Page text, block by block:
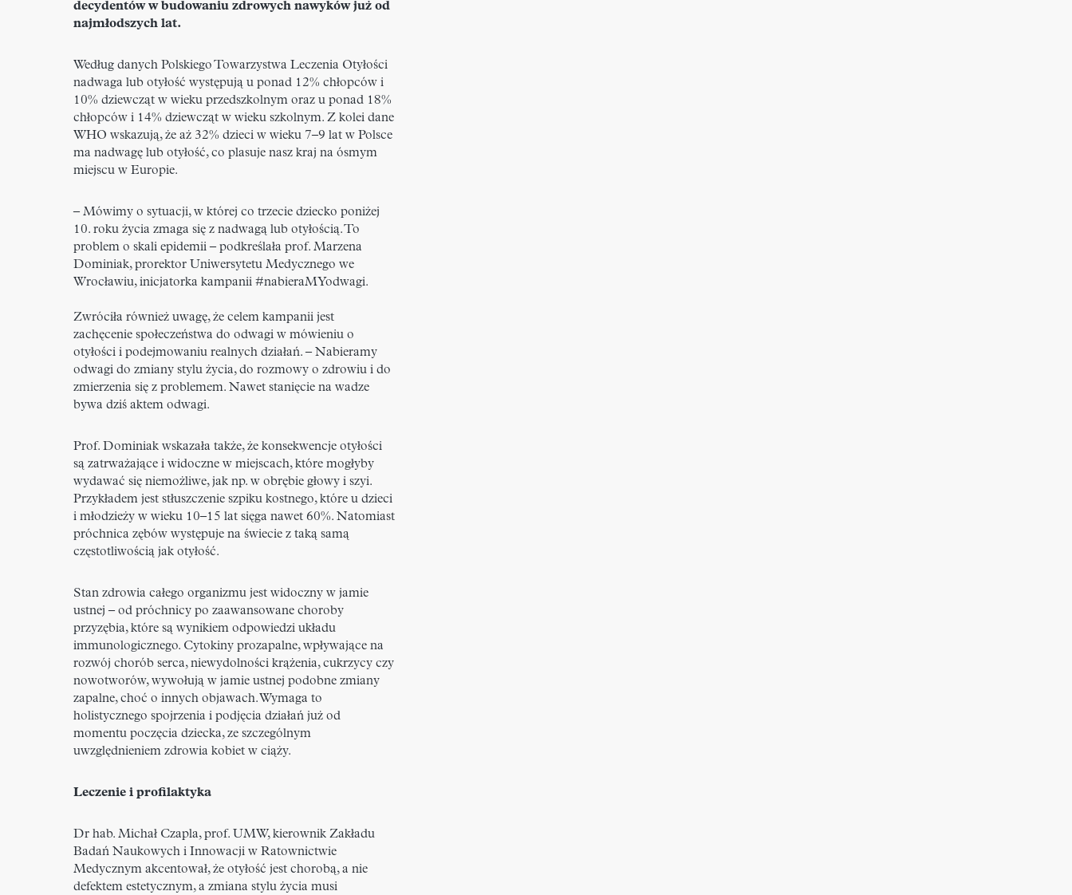
decydentów w budowaniu zdrowych nawyków już od
najmłodszych lat.
Według danych Polskiego Towarzystwa Leczenia Otyłości
nadwaga lub otyłość występują u ponad 12% chłopców i
10% dziewcząt w wieku przedszkolnym oraz u ponad 18%
chłopców i 14% dziewcząt w wieku szkolnym. Z kolei dane
WHO wskazują, że aż 32% dzieci w wieku 7–9 lat w Polsce
ma nadwagę lub otyłość, co plasuje nasz kraj na ósmym
miejscu w Europie.
– Mówimy o sytuacji, w której co trzecie dziecko poniżej
10. roku życia zmaga się z nadwagą lub otyłością. To
problem o skali epidemii – podkreślała prof. Marzena
Dominiak, prorektor Uniwersytetu Medycznego we
Wrocławiu, inicjatorka kampanii #nabieraMYodwagi.
Zwróciła również uwagę, że celem kampanii jest
zachęcenie społeczeństwa do odwagi w mówieniu o
otyłości i podejmowaniu realnych działań. – Nabieramy
odwagi do zmiany stylu życia, do rozmowy o zdrowiu i do
zmierzenia się z problemem. Nawet stanięcie na wadze
bywa dziś aktem odwagi.
Prof. Dominiak wskazała także, że konsekwencje otyłości
są zatrważające i widoczne w miejscach, które mogłyby
wydawać się niemożliwe, jak np. w obrębie głowy i szyi.
Przykładem jest stłuszczenie szpiku kostnego, które u dzieci
i młodzieży w wieku 10–15 lat sięga nawet 60%. Natomiast
próchnica zębów występuje na świecie z taką samą
częstotliwością jak otyłość.
Stan zdrowia całego organizmu jest widoczny w jamie
ustnej – od próchnicy po zaawansowane choroby
przyzębia, które są wynikiem odpowiedzi układu
immunologicznego. Cytokiny prozapalne, wpływające na
rozwój chorób serca, niewydolności krążenia, cukrzycy czy
nowotworów, wywołują w jamie ustnej podobne zmiany
zapalne, choć o innych objawach. Wymaga to
holistycznego spojrzenia i podjęcia działań już od
momentu poczęcia dziecka, ze szczególnym
uwzględnieniem zdrowia kobiet w ciąży.
Leczenie i profilaktyka
Dr hab. Michał Czapla, prof. UMW, kierownik Zakładu
Badań Naukowych i Innowacji w Ratownictwie
Medycznym akcentował, że otyłość jest chorobą, a nie
defektem estetycznym, a zmiana stylu życia musi